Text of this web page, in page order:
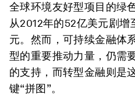
全球环境友好型项目的绿
从2012年的52亿美元剧
元。然而，可持续金融体
型的重要推动力量，仍需
的支持，而转型金融则是
键“拼图”。